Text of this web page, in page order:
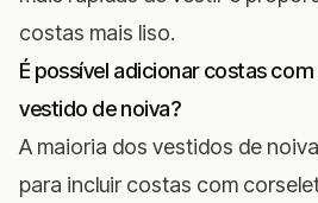
costas mais liso.
É possível adicionar costas
vestido de noiva?
A maioria dos vestidos de
para incluir costas com